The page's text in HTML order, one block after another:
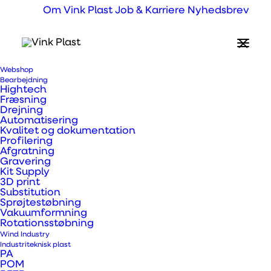
Om Vink Plast Job & Karriere Nyhedsbrev
Webshop
Bearbejdning
Hightech
Fræsning
Drejning
Automatisering
Kvalitet og dokumentation
Profilering
Afgratning
Gravering
Kit Supply
3D print
Substitution
Sprøjtestøbning
Vakuumformning
Rotationsstøbning
Wind Industry
Industriteknisk plast
PA
POM
Kerrock® solid